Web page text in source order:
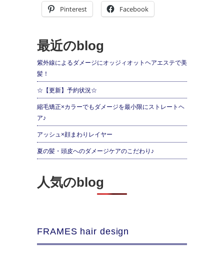
Pinterest Facebook
最近のblog
紫外線によるダメージにオッジィオットヘアエステで美
髪！
☆【更新】予約状況☆
縮毛矯正×カラーでもダメージを最小限にストレートヘ
ア♪
アッシュ×顔まわりレイヤー
夏の髪・頭皮へのダメージケアのこだわり♪
人気のblog
FRAMES hair design